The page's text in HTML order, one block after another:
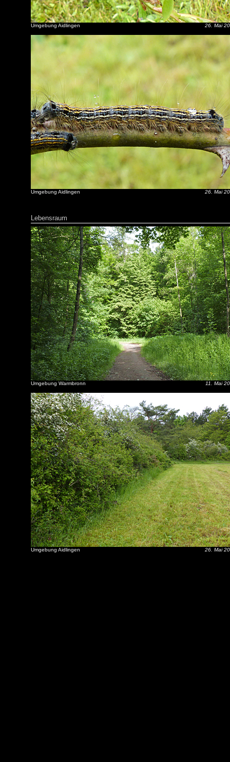
Umgebung Aidlingen 26. Mai
Umgebung Aidlingen 26. Mai
Lebensraum
Umgebung Warmbronn 11. Mai
Umgebung Aidlingen 26. Mai